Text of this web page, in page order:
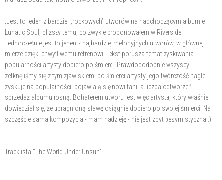
„Jest to jeden z bardziej „rockowych” utworów na nadchodzącym albumie
Lunatic Soul, bliższy temu, co zwykle proponowałem w Riverside.
Jednocześnie jest to jeden z najbardziej melodyjnych utworów, w głównej
mierze dzięki chwytliwemu refrenowi. Tekst porusza temat zyskiwania
popularności artysty dopiero po śmierci. Prawdopodobnie wszyscy
zetknęliśmy się z tym zjawiskiem: po śmierci artysty jego twórczość nagle
zyskuje na popularności, pojawiają się nowi fani, a liczba odtworzeń i
sprzedaż albumu rosną. Bohaterem utworu jest więc artysta, który właśnie
dowiedział się, że upragnioną sławę osiągnie dopiero po swojej śmierci. Na
szczęście sama kompozycja - mam nadzieję - nie jest zbyt pesymistyczna :)
Tracklista “The World Under Unsun”: